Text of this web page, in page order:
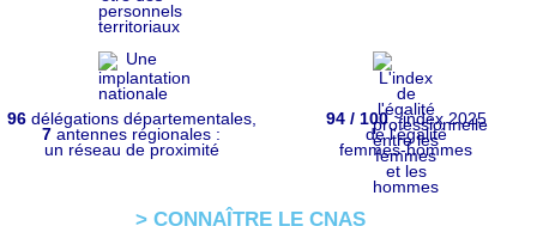
96délégations départementales,
7 antennes régionales :
un réseau de proximité
94 / 100: index 2025
de l'égalité
femmes-hommes
> CONNAÎTRE LE CNAS